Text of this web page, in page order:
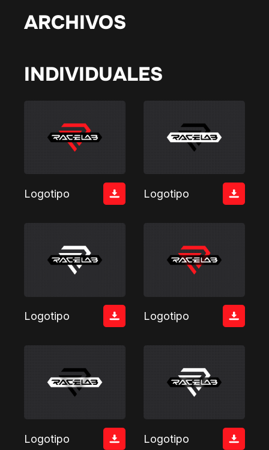
ARCHIVOS
INDIVIDUALES
Logotipo Logotipo
Logotipo Logotipo
Logotipo Logotipo